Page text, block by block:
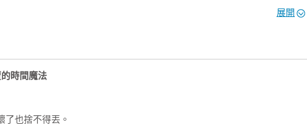
向成長的溫暖力量。
進入神祕奇幻的魔法世界吧！
家讀續集、文化部第45次中小生讀物續集
展開
時間魔法
了也捨不得丟。